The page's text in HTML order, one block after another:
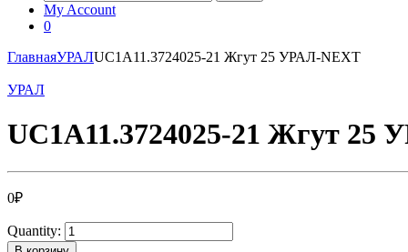
My Account
0
ГлавнаяУРАЛUC1A11.3724025-21 Жгут 25 УРАЛ-NEXT
УРАЛ
UC1A11.3724025-21 Жгут 25
0₽
Quantity: